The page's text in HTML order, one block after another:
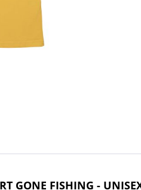
FISHING - UNISEX